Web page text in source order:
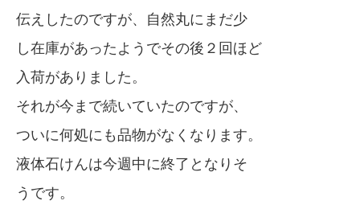
伝えしたのですが、自然丸にまだ少
し在庫があったようでその後２回ほど
入荷がありました。
それが今まで続いていたのですが、
ついに何処にも品物がなくなります。
液体石けんは今週中に終了となりそ
うです。